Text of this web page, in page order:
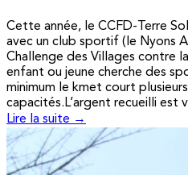
Cette année, le CCFD-Terre
avec un club sportif (le
Challenge des Villages contre
enfant ou jeune cherche des
minimum le kmet court
capacités.L’argent recueilli est
Lire la suite →